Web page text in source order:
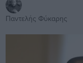
Παντελής Φύκαρης